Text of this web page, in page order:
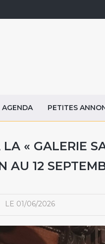
AGENDA PETITES
« GALERIE
AU 12
LE 01/06/2026